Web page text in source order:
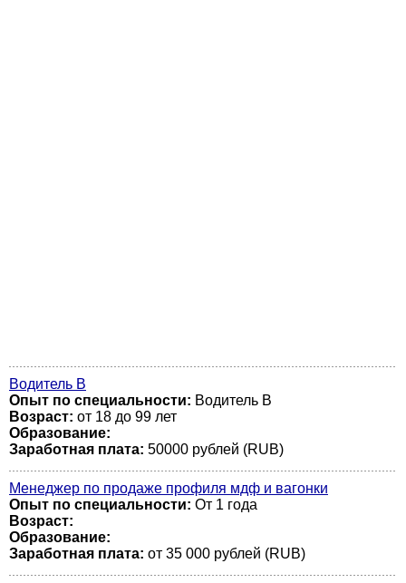
Водитель В
Опыт по специальности: Водитель В
Возраст: от 18 до 99 лет
Образование:
Заработная плата: 50000 рублей (RUB)
Менеджер по продаже профиля мдф и вагонки
Опыт по специальности: От 1 года
Возраст:
Образование:
Заработная плата: от 35 000 рублей (RUB)